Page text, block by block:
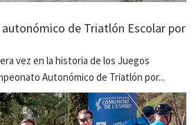
de Triatlón Escolar por
vez en la historia de los Juegos
Autonómico de Triatlón por...